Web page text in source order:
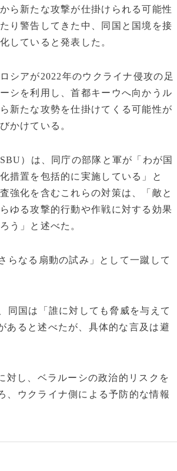
ら新たな攻撃が仕掛けられる可能性
り警告してきた中、同国と国境を接
していると発表した。
シアが2022年のウクライナ侵攻の足
シを利用し、首都キーウへ向かうル
新たな攻勢を仕掛けてくる可能性が
かけている。
）は、同庁の部隊と軍が「わが国
措置を包括的に実施している」と
強化を含むこれらの対策は、「敵と
ゆる攻撃的行動や作戦に対する効果
う」と述べた。
らなる扇動の試み」として一蹴して
同国は「誰に対しても脅威を与えて
あると述べたが、具体的な言及は避
対し、ベラルーシの政治的リスクを
、ウクライナ側による予防的な情報